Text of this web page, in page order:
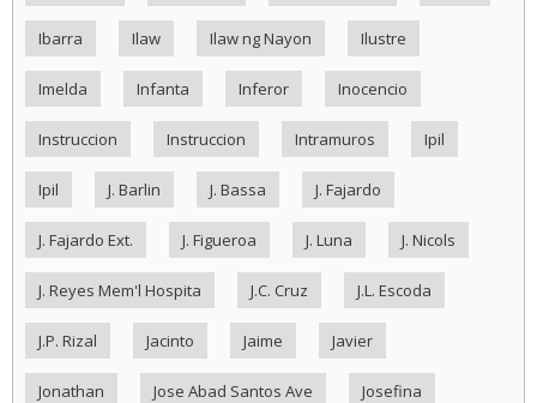
Ibarra Ilaw Ilaw ng Nayon Ilustre
Imelda Infanta Inferor Inocencio
Instruccion Instruccion Intramuros Ipil
Ipil J. Barlin J. Bassa J. Fajardo
J. Fajardo Ext. J. Figueroa J. Luna J. Nicols
J. Reyes Mem'l Hospita J.C. Cruz J.L. Escoda
J.P. Rizal Jacinto Jaime Javier
Jonathan Jose Abad Santos Ave Josefina